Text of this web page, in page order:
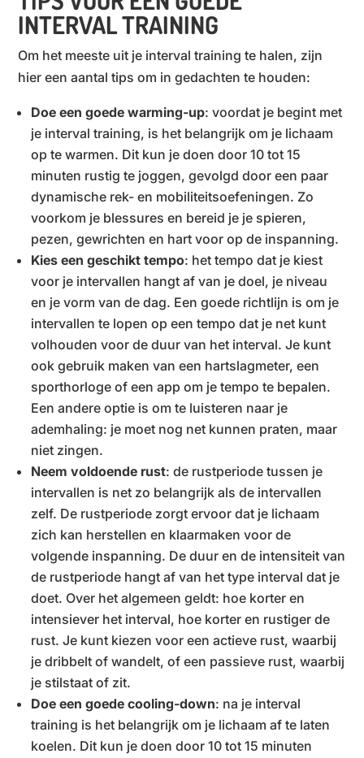
INTERVAL TRAINING
Om het meeste uit je interval training te halen, zijn
hier een aantal tips om in gedachten te houden:
Doe een goede warming-up: voordat je begint met
je interval training, is het belangrijk om je lichaam
op te warmen. Dit kun je doen door 10 tot 15
minuten rustig te joggen, gevolgd door een paar
dynamische rek- en mobiliteitsoefeningen. Zo
voorkom je blessures en bereid je je spieren,
pezen, gewrichten en hart voor op de inspanning.
Kies een geschikt tempo: het tempo dat je kiest
voor je intervallen hangt af van je doel, je niveau
en je vorm van de dag. Een goede richtlijn is om je
intervallen te lopen op een tempo dat je net kunt
volhouden voor de duur van het interval. Je kunt
ook gebruik maken van een hartslagmeter, een
sporthorloge of een app om je tempo te bepalen.
Een andere optie is om te luisteren naar je
ademhaling: je moet nog net kunnen praten, maar
niet zingen.
Neem voldoende rust: de rustperiode tussen je
intervallen is net zo belangrijk als de intervallen
zelf. De rustperiode zorgt ervoor dat je lichaam
zich kan herstellen en klaarmaken voor de
volgende inspanning. De duur en de intensiteit van
de rustperiode hangt af van het type interval dat je
doet. Over het algemeen geldt: hoe korter en
intensiever het interval, hoe korter en rustiger de
rust. Je kunt kiezen voor een actieve rust, waarbij
je dribbelt of wandelt, of een passieve rust, waarbij
je stilstaat of zit.
Doe een goede cooling-down: na je interval
training is het belangrijk om je lichaam af te laten
koelen. Dit kun je doen door 10 tot 15 minuten